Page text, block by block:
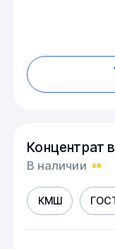
Концентрат
В наличии
КМШ